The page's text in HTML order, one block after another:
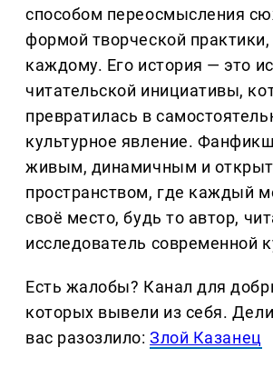
способом переосмысления
формой творческой практики,
каждому. Его история — это
читательской инициативы,
превратилась в
культурное явление.
живым, динамичным и
пространством, где каждый
своё место, будь то автор,
исследователь современной
Есть жалобы? Канал для
которых вывели из себя.
вас разозлило:Злой Казанец